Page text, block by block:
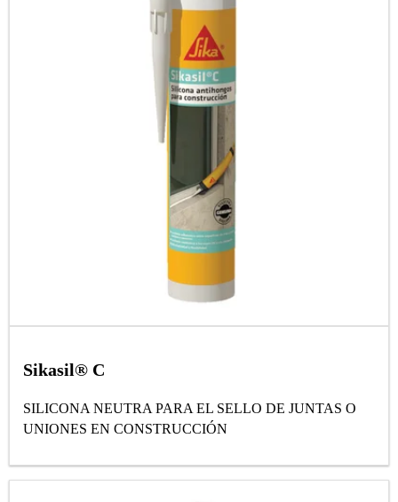
Sikasil® C
SILICONA NEUTRA PARA EL SELLO DE JUNTAS O
UNIONES EN CONSTRUCCIÓN